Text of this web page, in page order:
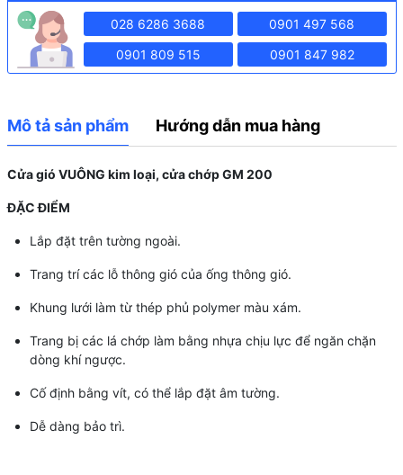
028 6286 3688 0901 497 568
0901 809 515 0901 847 982
Mô tả sản phẩm Hướng dẫn mua hàng
Cửa gió VUÔNG kim loại, cửa chớp GM 200
ĐẶC ĐIỂM
Lắp đặt trên tường ngoài.
Trang trí các lỗ thông gió của ống thông gió.
Khung lưới làm từ thép phủ polymer màu xám.
Trang bị các lá chớp làm bằng nhựa chịu lực để ngăn chặn
dòng khí ngược.
Cố định bằng vít, có thể lắp đặt âm tường.
Dễ dàng bảo trì.